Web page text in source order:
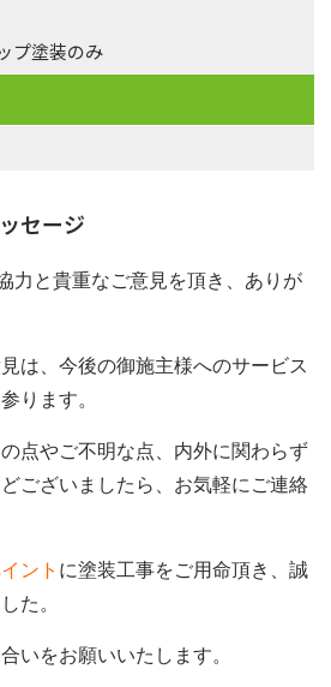
プ塗装のみ
セージ
力と貴重なご意見を頂き、ありが
は、今後の御施主様へのサービス
ります。
点やご不明な点、内外に関わらず
ございましたら、お気軽にご連絡
ント に塗装工事をご用命頂き、誠
た。
いをお願いいたします。